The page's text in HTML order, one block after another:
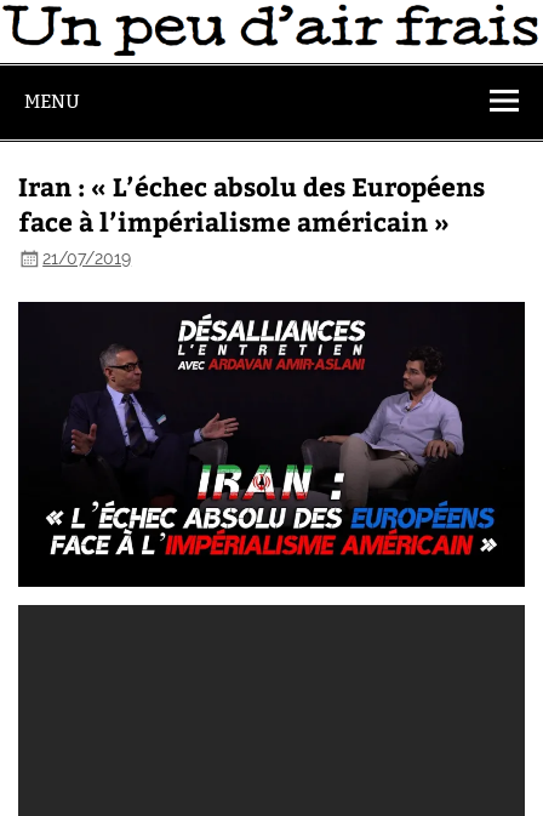
MENU
Iran : « L’échec absolu des Européens
face à l’impérialisme américain »
21/07/2019